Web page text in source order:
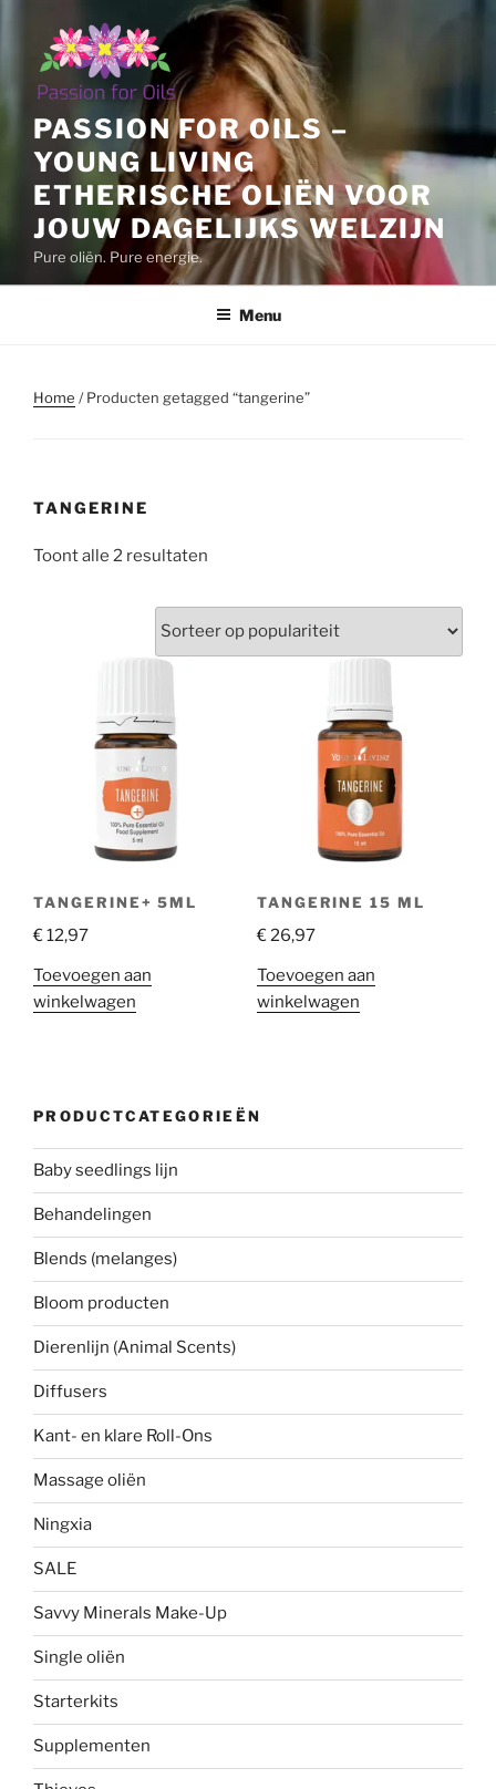
inhoud
PASSION FOR OILS –
YOUNG LIVING
ETHERISCHE OLIËN VOOR
JOUW DAGELIJKS WELZIJN
Pure oliën. Pure energie.
Menu
Home / Producten getagged “tangerine”
TANGERINE
Toont alle 2 resultaten
populariteit
TANGERINE+ 5ML
€12,97
Toevoegen aan
winkelwagen
TANGERINE 15 ML
€26,97
Toevoegen aan
winkelwagen
PRODUCTCATEGORIEËN
Baby seedlings lijn
Behandelingen
Blends (melanges)
Bloom producten
Dierenlijn (Animal Scents)
Diffusers
Kant- en klare Roll-Ons
Massage oliën
Ningxia
SALE
Savvy Minerals Make-Up
Single oliën
Starterkits
Supplementen